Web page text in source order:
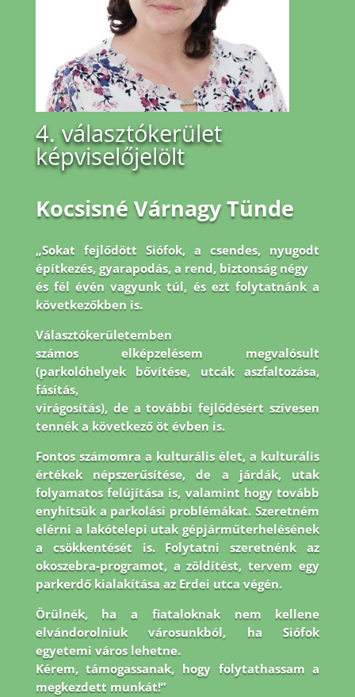
4. választókerület
képviselőjelölt
Kocsisné Várnagy Tünde
„Sokat fejlődött Siófok, a csendes, nyugodt
építkezés, gyarapodás, a rend, biztonság négy
és fél évén vagyunk túl, és ezt folytatnánk a
következőkben is.
Választókerületemben
számos elképzelésem megvalósult
(parkolóhelyek bővítése, utcák aszfaltozása,
fásítás,
virágosítás), de a további fejlődésért szívesen
tennék a következő öt évben is.
Fontos számomra a kulturális élet, a kulturális
értékek népszerűsítése, de a járdák, utak
folyamatosfelújítása is, valamint hogy tovább
enyhítsük a parkolási problémákat. Szeretném
elérni a lakótelepi utak gépjárműterhelésének
a csökkentését is. Folytatni szeretnénk az
okoszebra-programot, a zöldítést, tervem egy
parkerdő kialakítása az Erdei utca végén.
Örülnék, ha a fiataloknak nem kellene
elvándorolniuk városunkból, ha Siófok
egyetemi város lehetne.
Kérem, támogassanak, hogy folytathassam a
megkezdett munkát!”